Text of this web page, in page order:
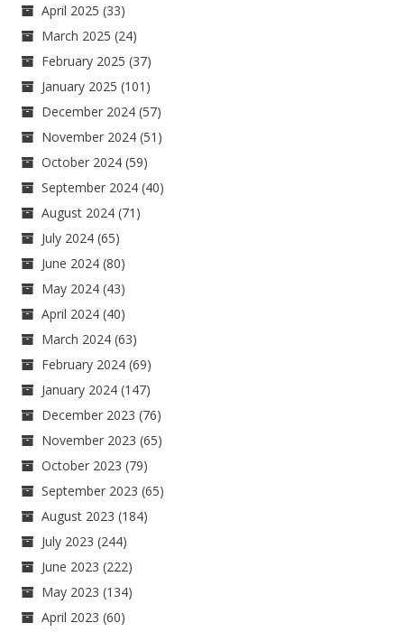
April 2025 (33)
March 2025 (24)
February 2025 (37)
January 2025 (101)
December 2024 (57)
November 2024 (51)
October 2024 (59)
September 2024 (40)
August 2024 (71)
July 2024 (65)
June 2024 (80)
May 2024 (43)
April 2024 (40)
March 2024 (63)
February 2024 (69)
January 2024 (147)
December 2023 (76)
November 2023 (65)
October 2023 (79)
September 2023 (65)
August 2023 (184)
July 2023 (244)
June 2023 (222)
May 2023 (134)
April 2023 (60)